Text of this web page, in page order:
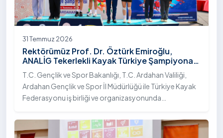
31 Temmuz 2026
Rektörümüz Prof. Dr. Öztürk Emiroğlu,
ANALİG Tekerlekli Kayak Türkiye Şampiyonası
Ödül Töreni’ne Katıldı
T.C. Gençlik ve Spor Bakanlığı, T.C. Ardahan Valiliği,
Ardahan Gençlik ve Spor İl Müdürlüğü ile Türkiye Kayak
Federasyonu iş birliği ve organizasyonunda
Sezonu Tekerlekli Kayak Türkiye Şampiyonası, 30-31
Temmuz 2026 tarihlerinde Ardahan Üniversitesi Yenisey